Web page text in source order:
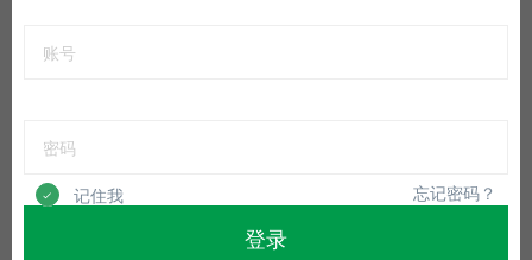
记住我 忘记密码？
登录
还没有账号？立即注册
记住我 忘记密码？
登录